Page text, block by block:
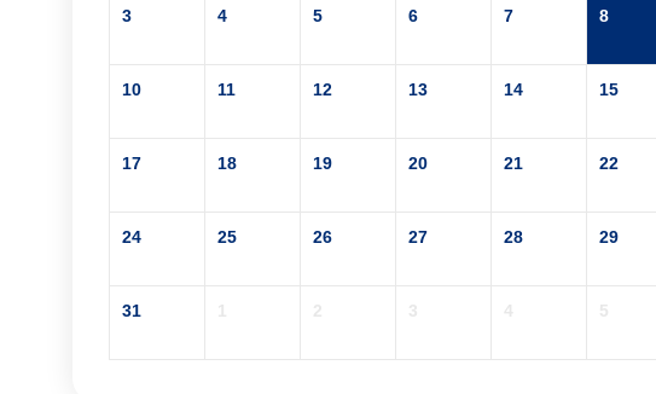
3 4 5 6 7 8
10 11 12 13 14 15
17 18 19 20 21 22
24 25 26 27 28 29
31